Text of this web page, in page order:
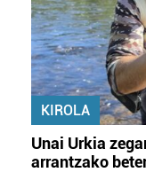
KIROLA
Unai Urkia
arrantzako